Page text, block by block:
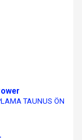
TAUNUS ÖN